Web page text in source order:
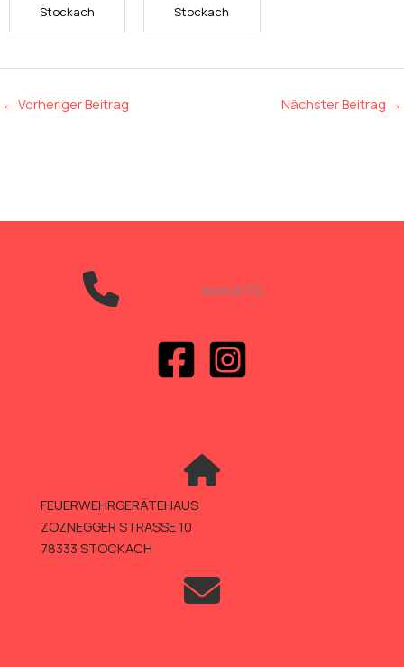
Stockach
Stockach
← Vorheriger Beitrag Nächster Beitrag →
Notruf 112
FEUERWEHRGERÄTEHAUS
ZOZNEGGER STRASSE 10
78333 STOCKACH